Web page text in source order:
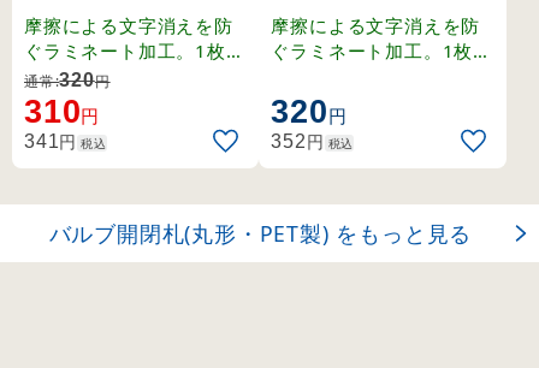
ト加工 緑（常時開） (
151032)
摩擦による文字消えを防
ぐラミネート加工。1枚か
ら購入可能な50mm丸型
の両面表示札。
通常:320円
310円
341円 税込
ト加工 赤（常時閉） (
151041)
摩擦による文字消えを防
ぐラミネート加工。1枚か
の両面表示札。
320円
352円 税込
バルブ開閉札(丸形・PET製) をもっと見る